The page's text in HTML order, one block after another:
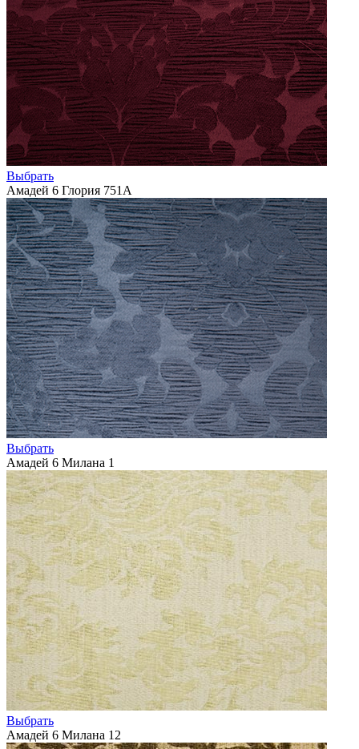
Выбрать
Амадей 6 Глория 751А
Выбрать
Амадей 6 Милана 1
Выбрать
Амадей 6 Милана 12